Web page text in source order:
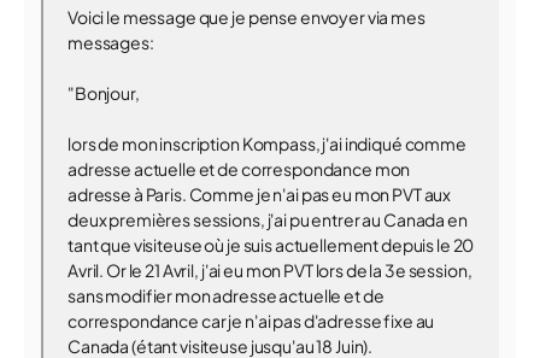
Voici le message que je pense envoyer via mes
messages:
"Bonjour,
lors de mon inscription Kompass, j'ai indiqué comme
adresse actuelle et de correspondance mon
adresse à Paris. Comme je n'ai pas eu mon PVT aux
deux premières sessions, j'ai pu entrer au Canada en
tant que visiteuse où je suis actuellement depuis le 20
Avril. Or le 21 Avril, j'ai eu mon PVT lors de la 3e session,
sans modifier mon adresse actuelle et de
correspondance car je n'ai pas d'adresse fixe au
Canada (étant visiteuse jusqu'au 18 Juin).